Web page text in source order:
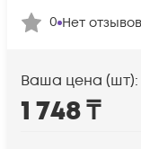
0 Нет отзывов
Ваша цена (шт):
1 748₸